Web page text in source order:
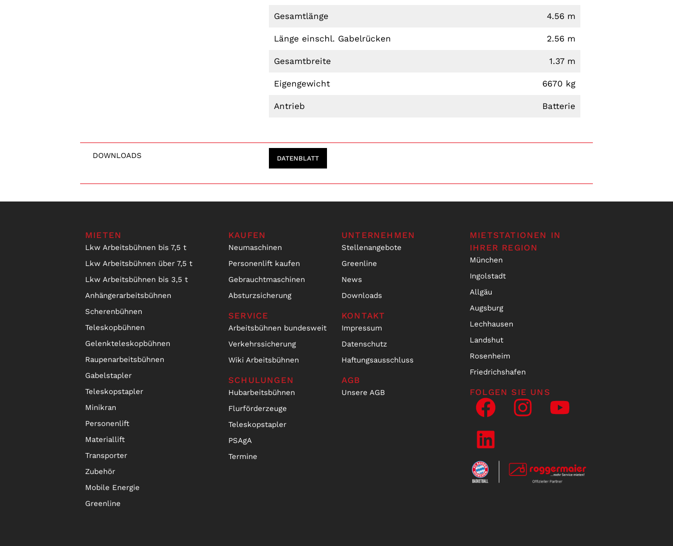
Gesamtlänge 4.56 m
Länge einschl. Gabelrücken 2.56 m
Gesamtbreite 1.37 m
Eigengewicht 6670 kg
Antrieb Batterie
DOWNLOADS DATENBLATT
MIETEN
Lkw Arbeitsbühnen bis 7,5 t
Lkw Arbeitsbühnen über 7,5 t
Lkw Arbeitsbühnen bis 3,5 t
Anhängerarbeitsbühnen
Scherenbühnen
Teleskopbühnen
Gelenkteleskopbühnen
Raupenarbeitsbühnen
Gabelstapler
Teleskopstapler
Minikran
Personenlift
Materiallift
Transporter
Zubehör
Mobile Energie
Greenline
KAUFEN
Neumaschinen
Personenlift kaufen
Gebrauchtmaschinen
Absturzsicherung
SERVICE
Arbeitsbühnen bundesweit
Verkehrssicherung
Wiki Arbeitsbühnen
SCHULUNGEN
Hubarbeitsbühnen
Flurförderzeuge
Teleskopstapler
PSAgA
Termine
UNTERNEHMEN
Stellenangebote
Greenline
News
Downloads
KONTAKT
Impressum
Datenschutz
Haftungsausschluss
AGB
Unsere AGB
MIETSTATIONEN IN
IHRER REGION
München
Ingolstadt
Allgäu
Augsburg
Lechhausen
Landshut
Rosenheim
Friedrichshafen
FOLGEN SIE UNS